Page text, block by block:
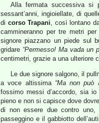
Alla fermata successiva si
sessant’anni, ingioiellate, di
di corso Trapani, così lontano
cammineranno per tre metri
signore piazzano un piede sul
gridare “Permesso! Ma vada un
centimetri, grazie a una ulteriore
Le due signore salgono, il
a voce altissima “Ma non può
fossimo messi d’accordo, sia
pieno e non si capisce dove
di non essere due contro
passeggino e il gabbiotto